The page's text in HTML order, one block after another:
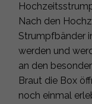
Nach den
Strumpfbänder
werden und
an den
Braut die Box
noch einmal